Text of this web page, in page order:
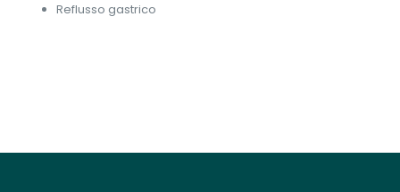
Reflusso gastrico